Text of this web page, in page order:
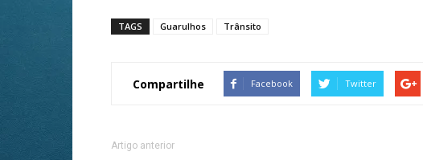
TAGS Guarulhos Trânsito
Compartilhe Facebook Twitter
Artigo anterior